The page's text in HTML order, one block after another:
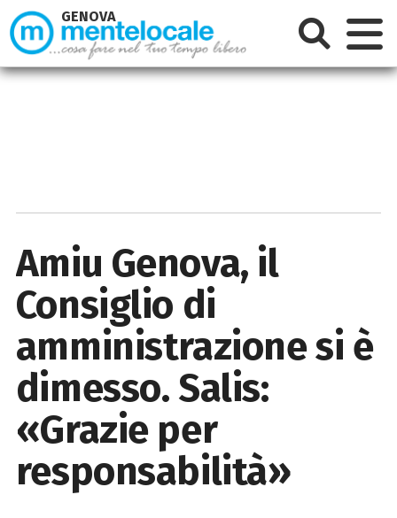
Amiu Genova, il
Consiglio di
amministrazione si è
dimesso. Salis:
«Grazie per
responsabilità»
GENOVA